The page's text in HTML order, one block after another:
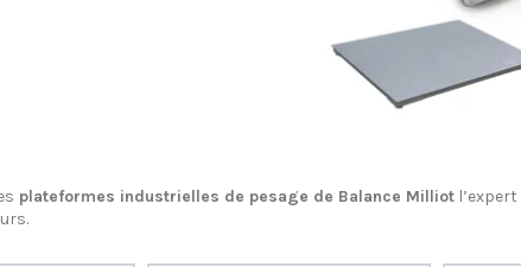
plateformes industrielles de pesage de Balance Milliotl’expert